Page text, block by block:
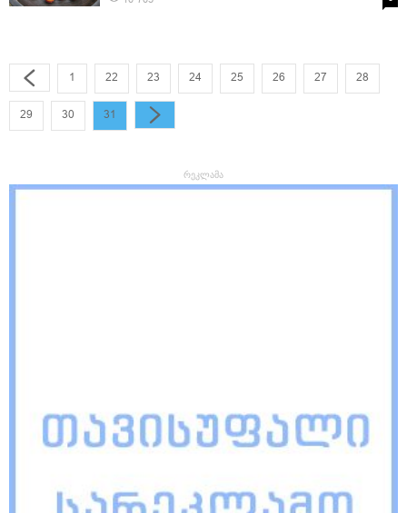
1 22 23 24 25 26 27 28
29 30 31
რეკლამა